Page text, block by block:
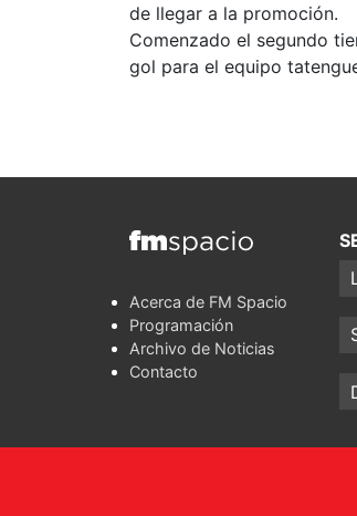
de llegar a la promoción.
Comenzado el segundo
gol para el equipo
Acerca de FM Spacio
Programación
Archivo de Noticias
Contacto